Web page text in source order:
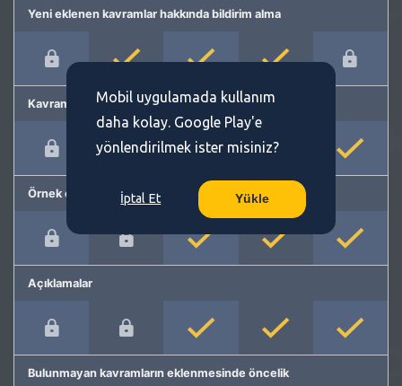
Yeni eklenen kavramlar hakkında bildirim alma
Kavram önerme
Örnek cümleler
Açıklamalar
Bulunmayan kavramların eklenmesinde öncelik
Mobil uygulamada kullanım
daha kolay. Google Play'e
yönlendirilmek ister misiniz?
İptal Et Yükle